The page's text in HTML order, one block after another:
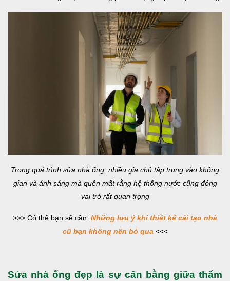
Trong quá trình sửa nhà ống, nhiều gia chủ tập trung vào không
gian và ánh sáng mà quên mất rằng hệ thống nước cũng đóng
vai trò rất quan trọng
>>> Có thể bạn sẽ cần: Những lưu ý khi thiết kế cải tạo nhà
cũ bạn không nên bỏ qua <<<
Sửa nhà ống đẹp là sự cân bằng giữa thẩm